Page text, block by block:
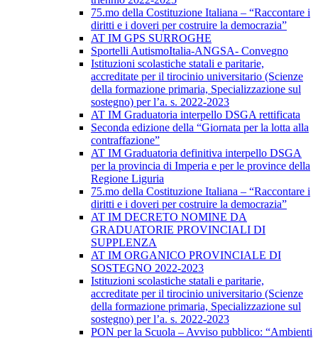
75.mo della Costituzione Italiana – “Raccontare i
diritti e i doveri per costruire la democrazia”
AT IM GPS SURROGHE
Sportelli AutismoItalia-ANGSA- Convegno
Istituzioni scolastiche statali e paritarie,
accreditate per il tirocinio universitario (Scienze
della formazione primaria, Specializzazione sul
sostegno) per l’a. s. 2022-2023
AT IM Graduatoria interpello DSGA rettificata
Seconda edizione della “Giornata per la lotta alla
contraffazione”
AT IM Graduatoria definitiva interpello DSGA
per la provincia di Imperia e per le province della
Regione Liguria
75.mo della Costituzione Italiana – “Raccontare i
diritti e i doveri per costruire la democrazia”
AT IM DECRETO NOMINE DA
GRADUATORIE PROVINCIALI DI
SUPPLENZA
AT IM ORGANICO PROVINCIALE DI
SOSTEGNO 2022-2023
Istituzioni scolastiche statali e paritarie,
accreditate per il tirocinio universitario (Scienze
della formazione primaria, Specializzazione sul
sostegno) per l’a. s. 2022-2023
PON per la Scuola – Avviso pubblico: “Ambienti